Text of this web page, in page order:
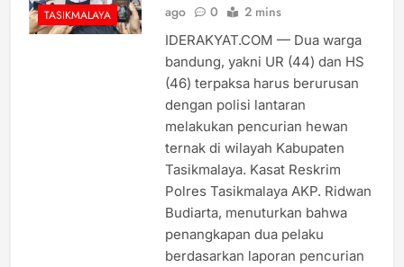
TASIKMALAYA
ago
0 2 mins
IDERAKYAT.COM — Dua warga
bandung, yakni UR (44) dan HS
(46) terpaksa harus berurusan
dengan polisi lantaran
melakukan pencurian hewan
ternak di wilayah Kabupaten
Tasikmalaya. Kasat Reskrim
Polres Tasikmalaya AKP. Ridwan
Budiarta, menuturkan bahwa
penangkapan dua pelaku
berdasarkan laporan pencurian